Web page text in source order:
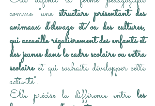
comme "une structure présentant des
animaux d'élevage et/ou des cultures,
qui accueille régulièrement des enfants et
des jeunes dans le cadre scolaire ou extra
scolaireet qui souhaite développer cette
activité".
Elle précise la différence entre les